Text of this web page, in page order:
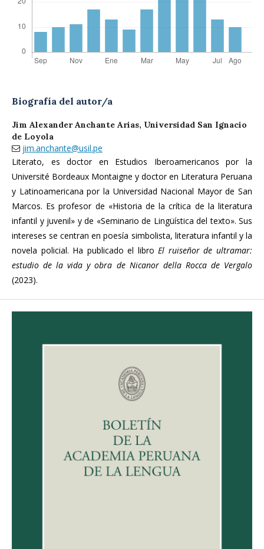
Biografía del autor/a
Jim Alexander Anchante Arias, Universidad San Ignacio
de Loyola
jim.anchante@usil.pe
Literato, es doctor en Estudios Iberoamericanos por la
Université Bordeaux Montaigne y doctor en Literatura Peruana
y Latinoamericana por la Universidad Nacional Mayor de San
Marcos. Es profesor de «Historia de la crítica de la literatura
infantil y juvenil» y de «Seminario de Lingüística del texto». Sus
intereses se centran en poesía simbolista, literatura infantil y la
novela policial. Ha publicado el libro El ruiseñor deultramar:
estudio de la vida y obra de Nicanor della Rocca de Vergalo
(2023).